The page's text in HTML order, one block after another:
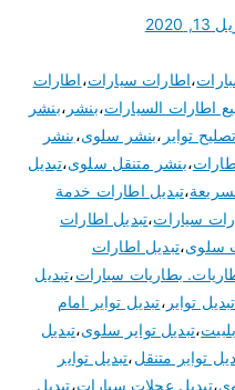
2020
،اطارات سيارات،اطارات
اطارات السيارات،بنشر ،بنشر
تواير ،بنشر سلوى،بنشر
،بنشر متنقل سلوى،تبديل
،تبديل اطارات خدمة
سيارات،تبديل اطارات
سلوى،تبديل اطارات
بطاريات سيارات،تبديل
تبديل تواير ،تبديل تواير امام
،تبديل تواير سلوى،تبديل
تواير متنقل،تبديل تواير
،تبديل عجلات سيارات،تبديل